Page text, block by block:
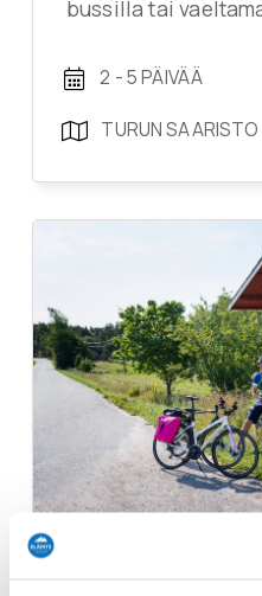
bussilla tai
2 - 5 PÄIVÄÄ
TURUN SAARISTO